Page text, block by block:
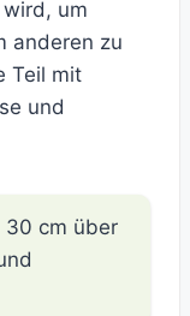
um
anderen zu
Teil mit
und
30 cm über